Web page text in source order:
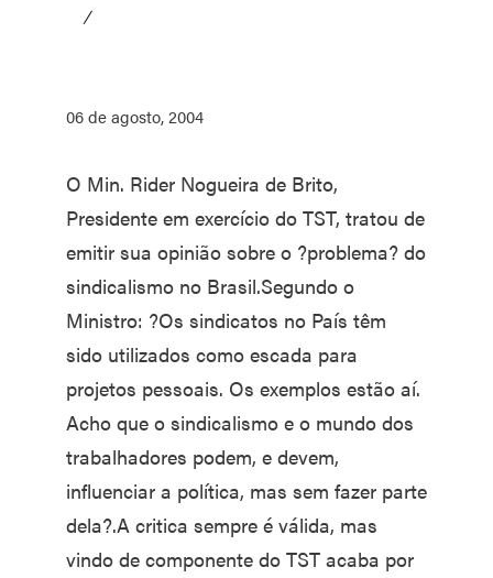
/
06 de agosto, 2004
O Min. Rider Nogueira de Brito,
Presidente em exercício do TST, tratou de
emitir sua opinião sobre o ?problema? do
sindicalismo no Brasil.Segundo o
Ministro: ?Os sindicatos no País têm
sido utilizados como escada para
projetos pessoais. Os exemplos estão aí.
Acho que o sindicalismo e o mundo dos
trabalhadores podem, e devem,
influenciar a política, mas sem fazer parte
dela?.A critica sempre é válida, mas
vindo de componente do TST acaba por